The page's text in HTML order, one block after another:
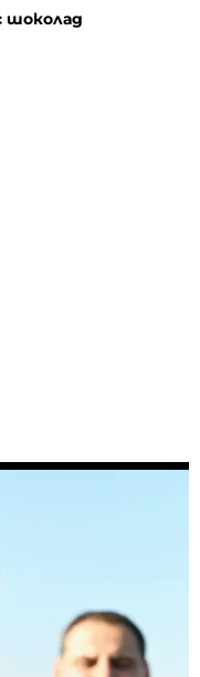
шоколад